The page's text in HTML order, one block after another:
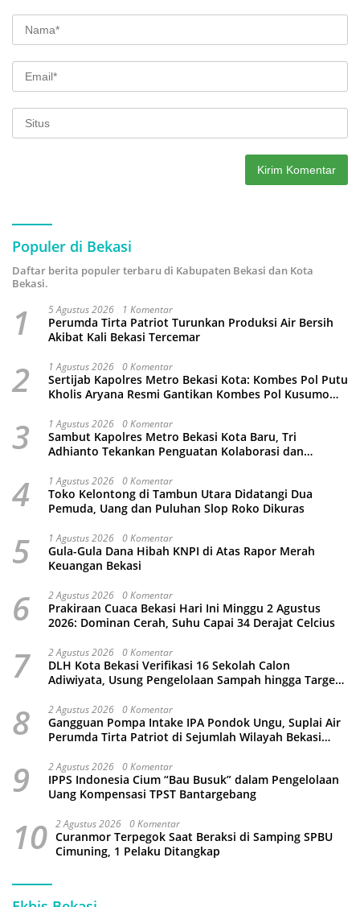
Populer di Bekasi
Daftar berita populer terbaru di Kabupaten Bekasi dan Kota
Bekasi.
1 5 Agustus 2026 1 Komentar
Perumda Tirta Patriot Turunkan Produksi Air Bersih
Akibat Kali Bekasi Tercemar
2 1 Agustus 2026 0 Komentar
Sertijab Kapolres Metro Bekasi Kota: Kombes Pol Putu
Kholis Aryana Resmi Gantikan Kombes Pol Kusumo
3 1 Agustus 2026 0 Komentar
Sambut Kapolres Metro Bekasi Kota Baru, Tri
Adhianto Tekankan Penguatan Kolaborasi dan
4 1 Agustus 2026 0 Komentar
Toko Kelontong di Tambun Utara Didatangi Dua
Pemuda, Uang dan Puluhan Slop Roko Dikuras
5 1 Agustus 2026 0 Komentar
Gula-Gula Dana Hibah KNPI di Atas Rapor Merah
Keuangan Bekasi
6 2 Agustus 2026 0 Komentar
Prakiraan Cuaca Bekasi Hari Ini Minggu 2 Agustus
2026: Dominan Cerah, Suhu Capai 34 Derajat Celcius
7 2 Agustus 2026 0 Komentar
DLH Kota Bekasi Verifikasi 16 Sekolah Calon
Adiwiyata, Usung Pengelolaan Sampah hingga Target
8 2 Agustus 2026 0 Komentar
Gangguan Pompa Intake IPA Pondok Ungu, Suplai Air
Perumda Tirta Patriot di Sejumlah Wilayah Bekasi
9 2 Agustus 2026 0 Komentar
IPPS Indonesia Cium “Bau Busuk” dalam Pengelolaan
Uang Kompensasi TPST Bantargebang
10 2 Agustus 2026 0 Komentar
Curanmor Terpegok Saat Beraksi di Samping SPBU
Cimuning, 1 Pelaku Ditangkap